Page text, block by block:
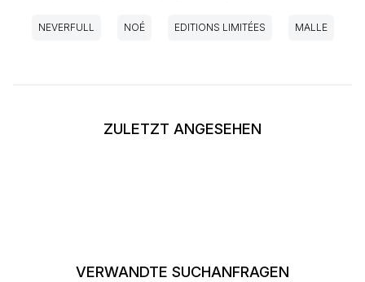
NEVERFULL NOÉ EDITIONS LIMITÉES MALLE
ZULETZT ANGESEHEN
VERWANDTE SUCHANFRAGEN